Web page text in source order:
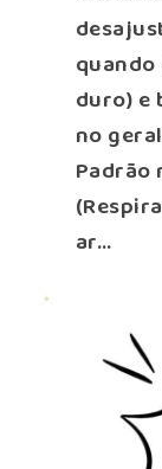
duro) e
no
ar…